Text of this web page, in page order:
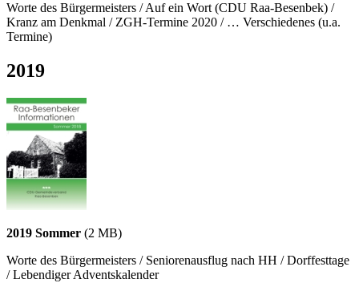
Worte des Bürgermeisters / Auf ein Wort (CDU Raa-Besenbek) /
Kranz am Denkmal / ZGH-Termine 2020 / … Verschiedenes (u.a.
Termine)
2019
2019 Sommer (2 MB)
Worte des Bürgermeisters / Seniorenausflug nach HH / Dorffesttage
/ Lebendiger Adventskalender